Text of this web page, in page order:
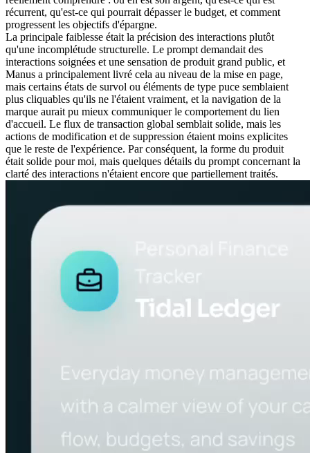
récurrent, qu'est-ce qui pourrait dépasser le budget, et comment
progressent les objectifs d'épargne.
La principale faiblesse était la précision des interactions plutôt
qu'une incomplétude structurelle. Le prompt demandait des
interactions soignées et une sensation de produit grand public, et
Manus a principalement livré cela au niveau de la mise en page,
mais certains états de survol ou éléments de type puce semblaient
plus cliquables qu'ils ne l'étaient vraiment, et la navigation de la
marque aurait pu mieux communiquer le comportement du lien
d'accueil. Le flux de transaction global semblait solide, mais les
actions de modification et de suppression étaient moins explicites
que le reste de l'expérience. Par conséquent, la forme du produit
était solide pour moi, mais quelques détails du prompt concernant la
clarté des interactions n'étaient encore que partiellement traités.